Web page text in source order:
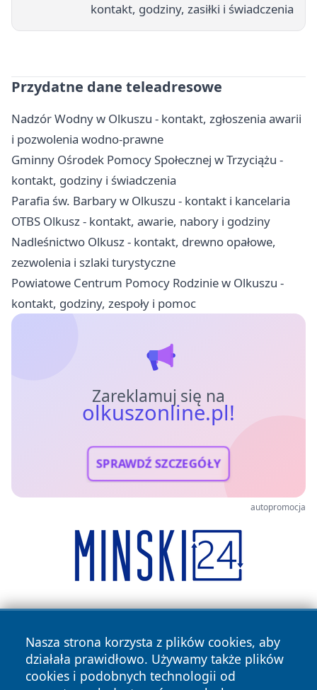
kontakt, godziny, zasiłki i świadczenia
Przydatne dane teleadresowe
Nadzór Wodny w Olkuszu - kontakt, zgłoszenia awarii
i pozwolenia wodno-prawne
Gminny Ośrodek Pomocy Społecznej w Trzyciążu -
kontakt, godziny i świadczenia
Parafia św. Barbary w Olkuszu - kontakt i kancelaria
OTBS Olkusz - kontakt, awarie, nabory i godziny
Nadleśnictwo Olkusz - kontakt, drewno opałowe,
zezwolenia i szlaki turystyczne
Powiatowe Centrum Pomocy Rodzinie w Olkuszu -
kontakt, godziny, zespoły i pomoc
Zareklamuj się na
olkuszonline.pl!
SPRAWDŹ SZCZEGÓŁY
autopromocja
Nasza strona korzysta z plików cookies, aby
działała prawidłowo. Używamy także plików
cookies i podobnych technologii od